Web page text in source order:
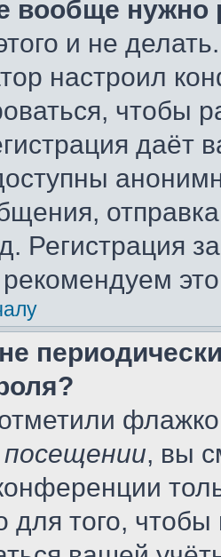
вообще нужно
и не
настроил
чтобы
даёт
Регистрация
, вы
для того, чтобы